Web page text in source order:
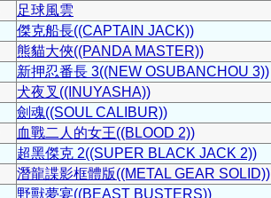
足球風雲
傑克船長((CAPTAIN JACK))
熊貓大俠((PANDA MASTER))
新押忍番長 3((NEW OSUBANCHOU 3))
犬夜叉((INUYASHA))
劍魂((SOUL CALIBUR))
血戰二人的女王((BLOOD 2))
超黑傑克 2((SUPER BLACK JACK 2))
潛龍諜影框體版((METAL GEAR SOLID))
野獸夢宴((BEAST BUSTERS))